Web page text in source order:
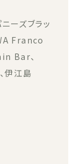
ーズブラッ
Franco
Bar、
伊江島